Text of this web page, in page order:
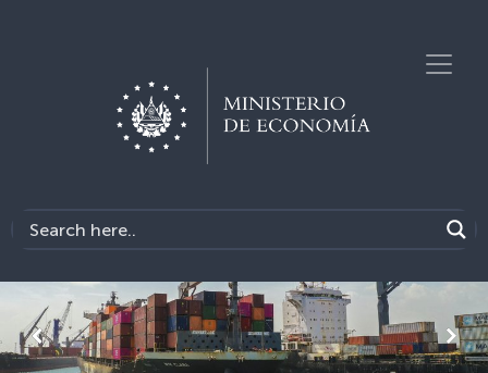
Previous Next